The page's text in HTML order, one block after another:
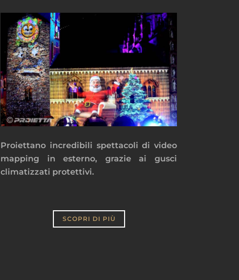
Proiettano incredibili spettacoli di video
mapping in esterno, grazie ai gusci
climatizzati protettivi.
SCOPRI DI PIÙ